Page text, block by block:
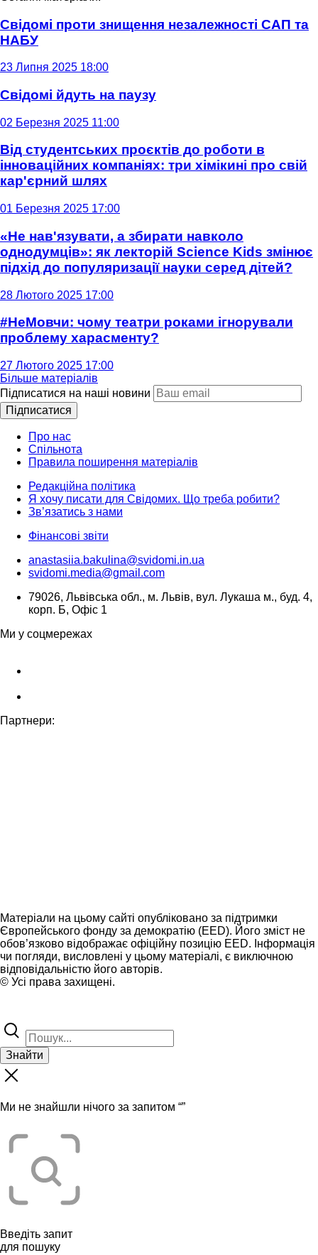
Свідомі проти знищення незалежності САП та
НАБУ
23 Липня 2025 18:00
Свідомі йдуть на паузу
02 Березня 2025 11:00
Від студентських проєктів до роботи в
інноваційних компаніях: три хімікині про свій
кар'єрний шлях
01 Березня 2025 17:00
«Не нав'язувати, а збирати навколо
однодумців»: як лекторій Science Kids змінює
підхід до популяризації науки серед дітей?
28 Лютого 2025 17:00
#НеМовчи: чому театри роками ігнорували
проблему харасменту?
27 Лютого 2025 17:00
Більше матеріалів
Підписатися на наші новини
Підписатися
Про нас
Спільнота
Правила поширення матеріалів
Редакційна політика
Я хочу писати для Свідомих. Що треба робити?
Зв’язатись з нами
Фінансові звіти
anastasiia.bakulina@svidomi.in.ua
svidomi.media@gmail.com
79026, Львівська обл., м. Львів, вул. Лукаша м., буд. 4,
корп. Б, Офіс 1
Ми у соцмережах
Партнери:
Матеріали на цьому сайті опубліковано за підтримки
Європейського фонду за демократію (EED). Його зміст не
обов’язково відображає офіційну позицію EED. Інформація
чи погляди, висловлені у цьому матеріалі, є виключною
відповідальністю його авторів.
© Усі права захищені.
Знайти
Ми не знайшли нічого за запитом “”
Введіть запит
для пошуку